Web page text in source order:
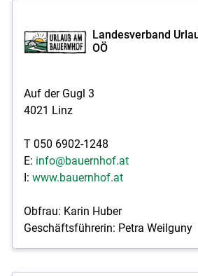
Landesverband
OÖ
Auf der Gugl 3
4021 Linz
T 050 6902-1248
E: info@bauernhof.at
I: www.bauernhof.at
Obfrau: Karin Huber
Geschäftsführerin: Petra Weilguny